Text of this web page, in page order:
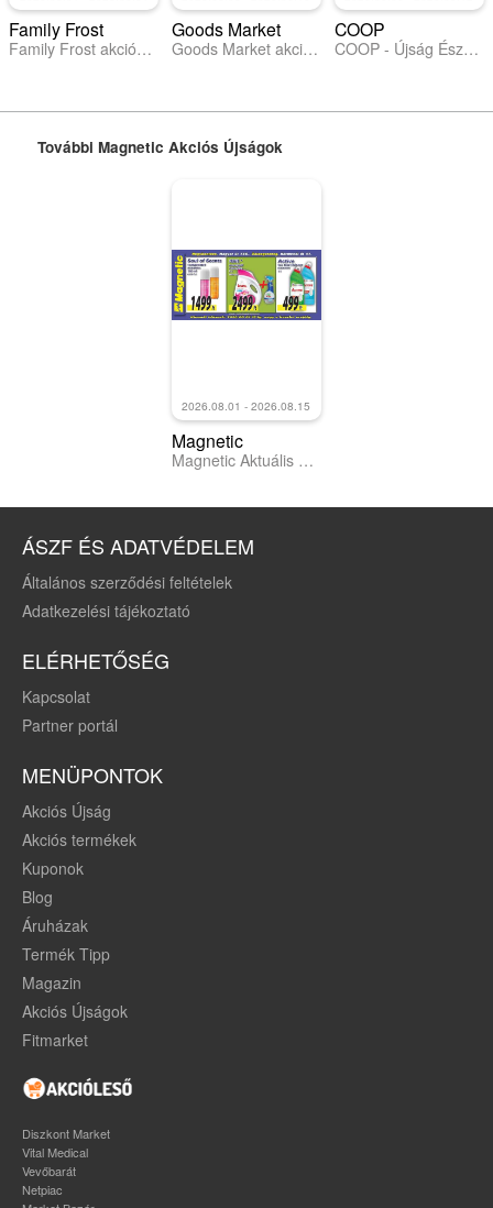
Family Frost
Family Frost akciós újság
Goods Market
Goods Market akciós újság
COOP
COOP - Újság Észak Kelet Pro-Coop Zrt
További Magnetic Akciós Újságok
2026.08.01 - 2026.08.15
Magnetic
Magnetic Aktuális óriásplakátok
ÁSZF ÉS ADATVÉDELEM
Általános szerződési feltételek
Adatkezelési tájékoztató
ELÉRHETŐSÉG
Kapcsolat
Partner portál
MENÜPONTOK
Akciós Újság
Akciós termékek
Kuponok
Blog
Áruházak
Termék Tipp
Magazin
Akciós Újságok
Fitmarket
Diszkont Market
Vital Medical
Vevőbarát
Netpiac